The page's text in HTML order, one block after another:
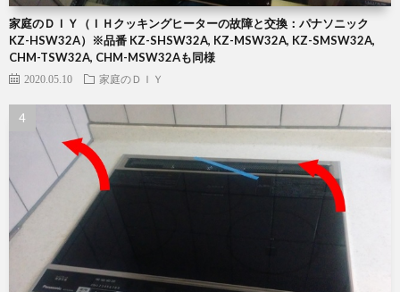
家庭のＤＩＹ（ＩＨクッキングヒーターの故障と交換：パナソニック
KZ-HSW32A）※品番 KZ-SHSW32A, KZ-MSW32A, KZ-SMSW32A,
CHM-TSW32A, CHM-MSW32Aも同様
2020.05.10 家庭のＤＩＹ